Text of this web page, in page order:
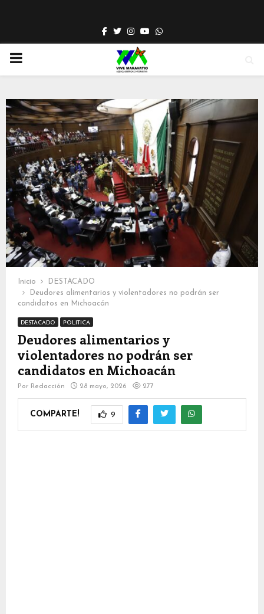
Facebook
TwitterInstagram
YoutubeWhatsapp
PRIMARY
Inicio
DESTACADO
Deudores alimentarios y violentadores no podrán ser
candidatos en Michoacán
DESTACADO POLITICA
Deudores alimentarios y
violentadores no podrán ser
candidatos en Michoacán
Por Redacción 28 mayo, 2026 277
COMPARTE! 9